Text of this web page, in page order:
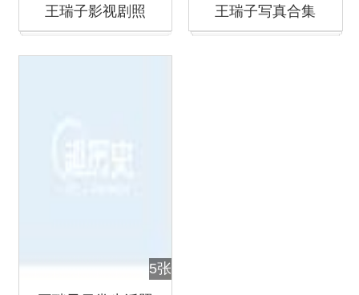
王瑞子影视剧照
王瑞子写真合集
5张